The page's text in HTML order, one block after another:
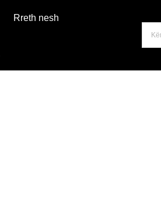
Rreth nesh